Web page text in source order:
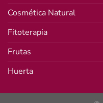
Cosmética Natural
Fitoterapia
Frutas
Huerta